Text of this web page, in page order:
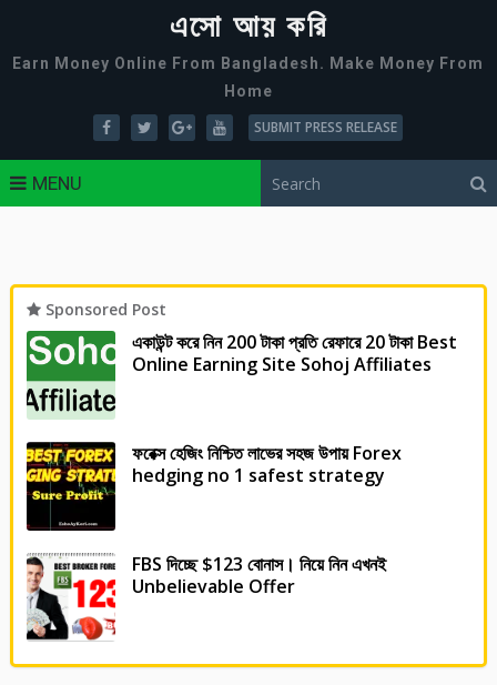
এসো আয় করি
Earn Money Online From Bangladesh. Make Money From
Home
SUBMIT PRESS RELEASE
MENU
Sponsored Post
একাউন্ট করে নিন 200 টাকা প্রতি রেফারে 20 টাকা Best
Online Earning Site Sohoj Affiliates
ফরেক্স হেজিং নিশ্চিত লাভের সহজ উপায় Forex
hedging no 1 safest strategy
FBS দিচ্ছে $123 বোনাস। নিয়ে নিন এখনই
Unbelievable Offer